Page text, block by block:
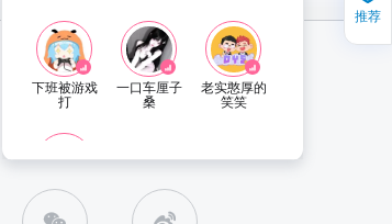
推荐
下班被游戏
打
一口车厘子
桑
老实憨厚的
笑笑
X-H小豪
直播姬APP 下载